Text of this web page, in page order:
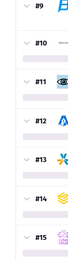
#9
#10
#11
#12
#13
#14
#15